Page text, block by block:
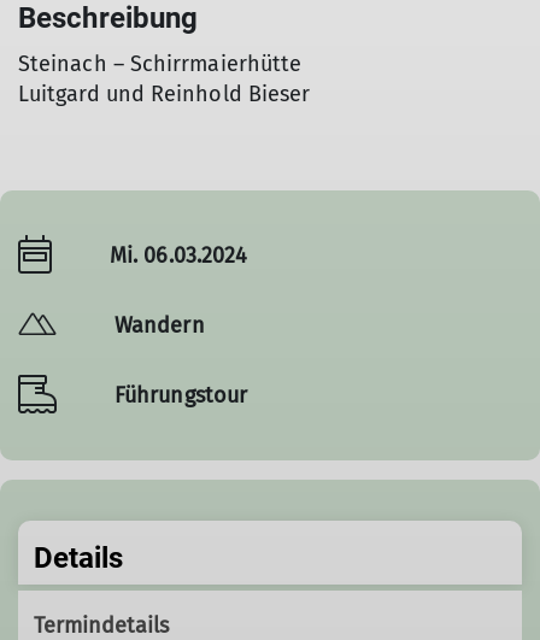
Beschreibung
Steinach – Schirrmaierhütte
Luitgard und Reinhold Bieser
Mi. 06.03.2024
Wandern
Führungstour
Details
Termindetails